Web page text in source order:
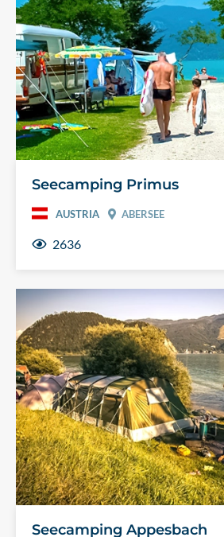
Seecamping Primus
AUSTRIA ABERSEE
2636
Seecamping Appesbach